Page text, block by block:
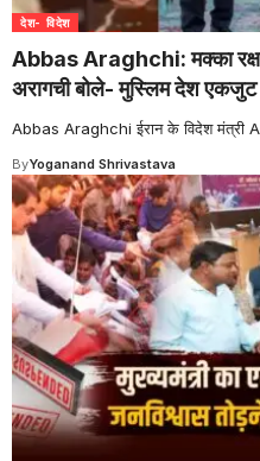
देश- विदेश
Abbas Araghchi: मक्का रक्षा
अरागची बोले- मुस्लिम देश एकजुट
Abbas Araghchi ईरान के विदेश मंत्री
ByYoganand Shrivastava